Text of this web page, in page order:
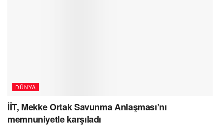
DÜNYA
İİT, Mekke Ortak Savunma Anlaşması’nı
memnuniyetle karşıladı